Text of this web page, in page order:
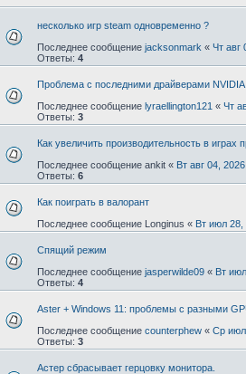
несколько игр steam одновременно ?
Последнее сообщение jacksonmark « Чт авг
Ответы: 4
Проблема с последними драйверами
Последнее сообщение lyraellington121 « Чт
Ответы: 3
Как увеличить производительность в играх
Последнее сообщение ankit « Вт авг 04,
Ответы: 6
Как поиграть в валорант
Последнее сообщение Longinus « Вт июл 28,
Спящий режим
Последнее сообщение jasperwilde09 « Вт
Ответы: 4
Aster + Windows 11: проблемы с разными
Последнее сообщение counterphew « Ср июл
Ответы: 3
Астер сбрасывает герцовку монитора.